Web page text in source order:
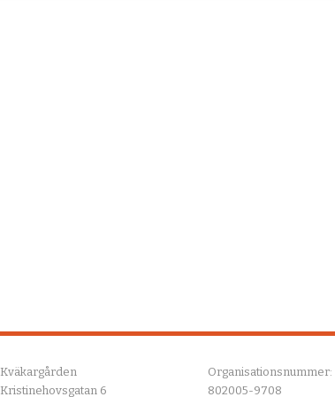
Kväkargården
Kristinehovsgatan 6
Organisationsnummer:
802005-9708